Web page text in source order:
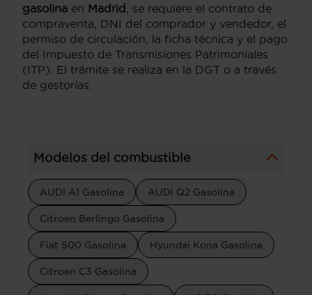
gasolina en Madrid
, se requiere el contrato de
compraventa, DNI del comprador y vendedor, el
permiso de circulación, la ficha técnica y el pago
del Impuesto de Transmisiones Patrimoniales
(ITP). El trámite se realiza en la DGT o a través
de gestorías.
Modelos del combustible
AUDI A1 Gasolina AUDI Q2 Gasolina
Citroen Berlingo Gasolina
Fiat 500 Gasolina Hyundai Kona Gasolina
Citroen C3 Gasolina